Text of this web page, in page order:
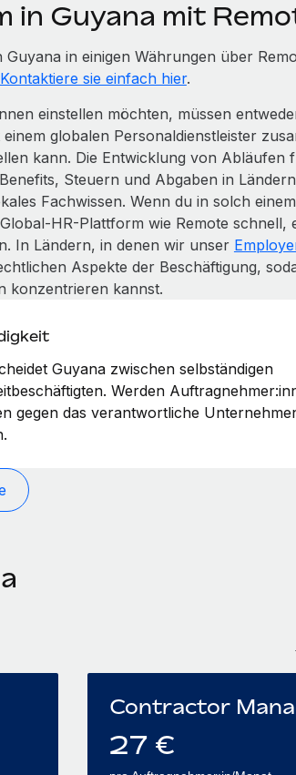
in Guyana mit
in einigen Währungen über
Kontaktiere sie einfach hier.
einstellen möchten, müssen
globalen Personaldienstleister
kann. Die Entwicklung von Abläufen
Steuern und Abgaben in
Fachwissen. Wenn du in solch
HR-Plattform wie Remote schnell,
In Ländern, in denen wir unser
Aspekte der Beschäftigung,
konzentrieren kannst.
Guyana zwischen selbständigen
Werden
gegen das verantwortliche
Contractor
27 €